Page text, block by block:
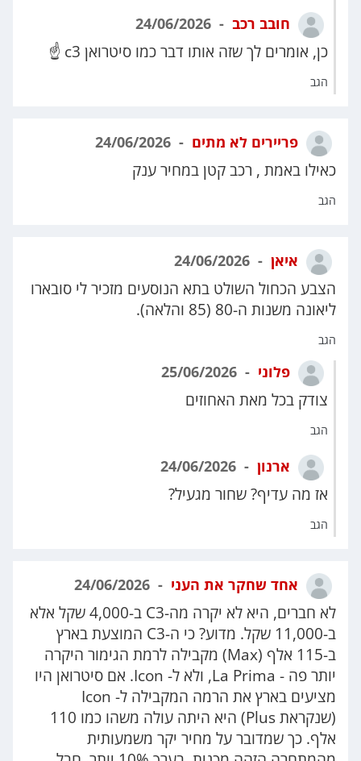
חובב רכב
כן, אומרים לך שזה אותו דבר כמו סיטרואן c3 ☝️
הגב
פריירים לא מתים
כאילו באמת , רכב קטן במחיר ענק
הגב
איאן
הצבע הכחול השולט בתא הנוסעים מזכיר לי סובארו
ליאונה משנות ה-80 (85 והלאה).
הגב
פלוני
צודק בכל מאת האחוזים
הגב
ארנון
אז מה עדיף? שחור מגעיל?
הגב
אחד שחקר את העני
לא חברים, היא לא יקרה מה-C3 ב-4,000 שקל אלא
ב-11,000 שקל. מדוע? כי ה-C3 המוצעת בארץ
ב-115 אלף (Max) מקבילה לרמת הגימור היקרה
יותר פה - La Prima, ולא ל- Icon. אם סיטרואן היו
מציעים בארץ את הרמה המקבילה ל- Icon
(שנקראת Plus) היא היתה עולה משהו כמו 110
אלף. כך שמדובר על מחיר יקר משמעותית